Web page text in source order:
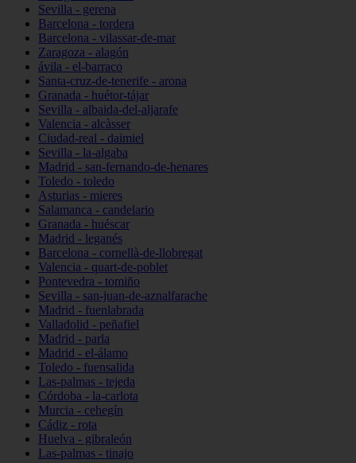
Sevilla - gerena
Barcelona - tordera
Barcelona - vilassar-de-mar
Zaragoza - alagón
ávila - el-barraco
Santa-cruz-de-tenerife - arona
Granada - huétor-tájar
Sevilla - albaida-del-aljarafe
Valencia - alcàsser
Ciudad-real - daimiel
Sevilla - la-algaba
Madrid - san-fernando-de-henares
Toledo - toledo
Asturias - mieres
Salamanca - candelario
Granada - huéscar
Madrid - leganés
Barcelona - cornellà-de-llobregat
Valencia - quart-de-poblet
Pontevedra - tomiño
Sevilla - san-juan-de-aznalfarache
Madrid - fuenlabrada
Valladolid - peñafiel
Madrid - parla
Madrid - el-álamo
Toledo - fuensalida
Las-palmas - tejeda
Córdoba - la-carlota
Murcia - cehegín
Cádiz - rota
Huelva - gibraleón
Las-palmas - tinajo